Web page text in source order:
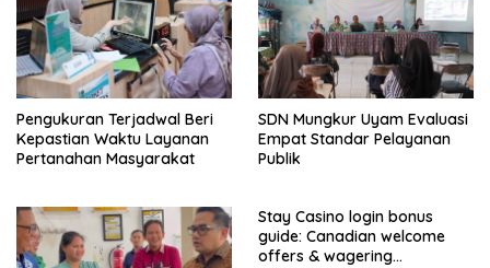
Pengukuran Terjadwal Beri
Kepastian Waktu Layanan
Pertanahan Masyarakat
SDN Mungkur Uyam Evaluasi
Empat Standar Pelayanan
Publik
Stay Casino login bonus
guide: Canadian welcome
offers & wagering